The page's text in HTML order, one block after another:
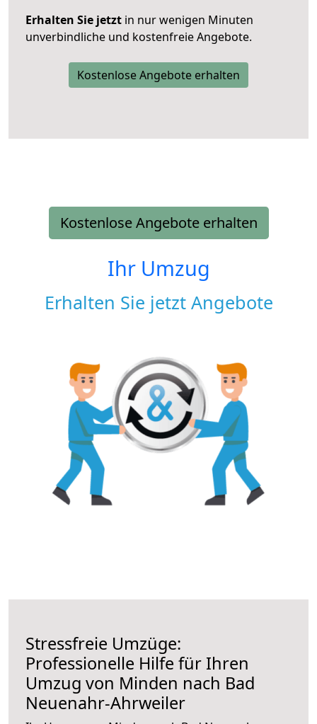
Erhalten Sie jetzt in nur wenigen Minuten
unverbindliche und kostenfreie Angebote.
Kostenlose Angebote erhalten
Kostenlose Angebote erhalten
Ihr Umzug
Erhalten Sie jetzt Angebote
Stressfreie Umzüge:
Professionelle Hilfe für Ihren
Umzug von Minden nach Bad
Neuenahr-Ahrweiler